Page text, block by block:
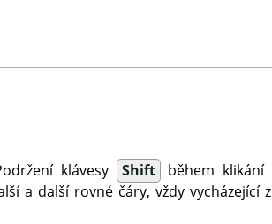
klávesy Shift během klikání
a další rovné čáry, vždy vycházející